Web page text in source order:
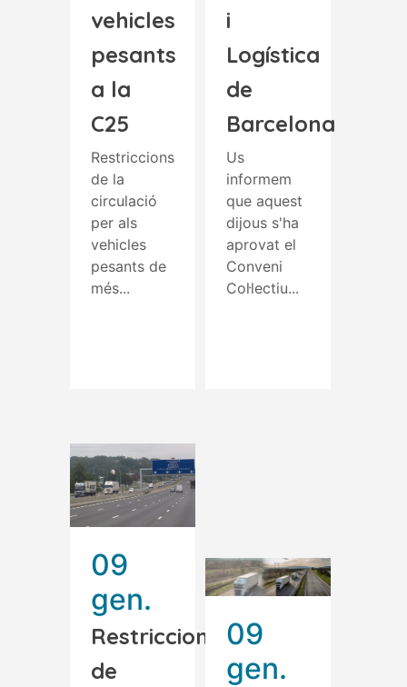
vehicles
pesants
a la
C25
Restriccions
de la
circulació
per als
vehicles
pesants de
més...
i
Logística
de
Barcelona
Us
informem
que aquest
dijous s'ha
aprovat el
Conveni
Col·lectiu...
09
gen.
Restriccions
de
09
gen.